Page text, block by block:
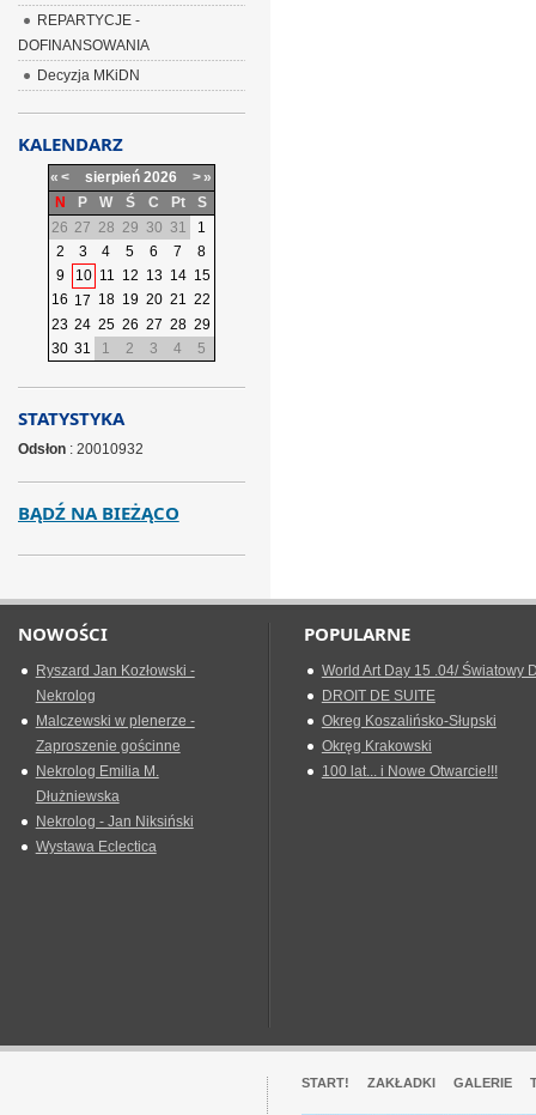
REPARTYCJE -
DOFINANSOWANIA
Decyzja MKiDN
KALENDARZ
« < sierpień 2026 >»
N
P W Ś C Pt
S
26 27 28 29 30 31
1
2
3 4 5 6 7
8
9
10 11 12 13 14 15
16 17 18 19 20 21 22
23 24 25 26 27 28 29
30 31 1 2 3 4 5
STATYSTYKA
Odsłon: 20010932
BĄDŹ NA BIEŻĄCO
NOWOŚCI
Ryszard Jan Kozłowski -
Nekrolog
Malczewski w plenerze -
Zaproszenie gościnne
Nekrolog Emilia M.
Dłużniewska
Nekrolog - Jan Niksiński
Wystawa Eclectica
POPULARNE
World Art Day 15 .04/ Światowy
DROIT DE SUITE
Okreg Koszalińsko-Słupski
Okręg Krakowski
100 lat... i Nowe Otwarcie!!!
START! ZAKŁADKI GALERIE